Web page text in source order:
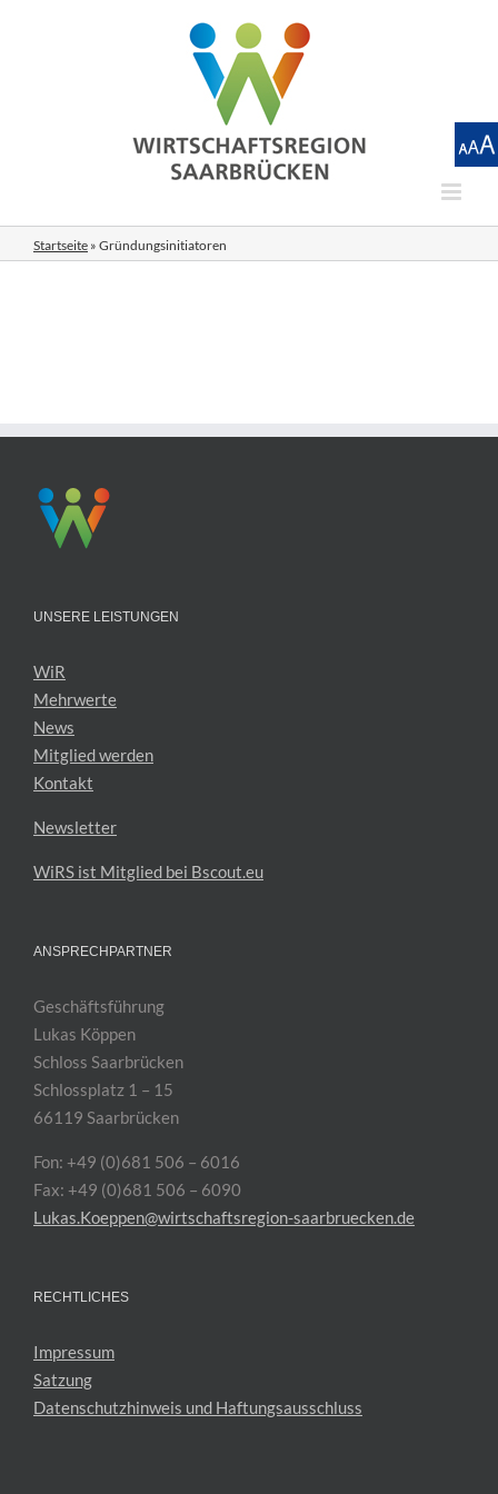
Startseite » Gründungsinitiatoren
UNSERE LEISTUNGEN
WiR
Mehrwerte
News
Mitglied werden
Kontakt
Newsletter
WiRS ist Mitglied bei Bscout.eu
ANSPRECHPARTNER
Geschäftsführung
Lukas Köppen
Schloss Saarbrücken
Schlossplatz 1 – 15
66119 Saarbrücken
Fon: +49 (0)681 506 – 6016
Fax: +49 (0)681 506 – 6090
Lukas.Koeppen@wirtschaftsregion-saarbruecken.de
RECHTLICHES
Impressum
Satzung
Datenschutzhinweis und Haftungsausschluss